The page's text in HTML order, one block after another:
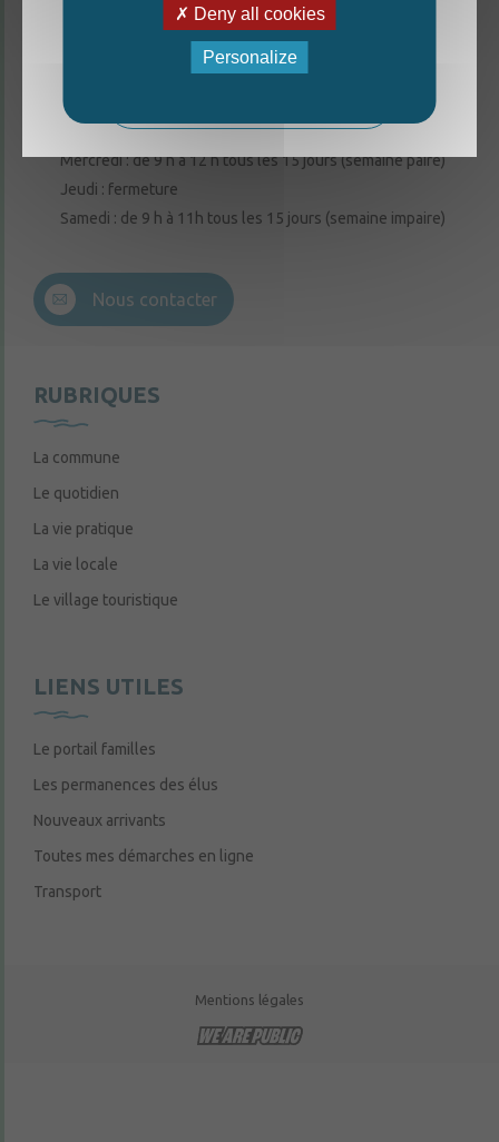
6 rue de la Harderie, 49220 Thorigné d’Anjou
Lundi, mardi, vendredi : de 9 h à 12 h
Mercredi : de 9 h à 12 h tous les 15 jours (semaine paire)
Jeudi : fermeture
Samedi : de 9 h à 11h tous les 15 jours (semaine impaire)
Nous contacter
RUBRIQUES
La commune
Le quotidien
La vie pratique
La vie locale
Le village touristique
LIENS UTILES
Le portail familles
Les permanences des élus
Nouveaux arrivants
Toutes mes démarches en ligne
Transport
Mentions légales
La nouvelle édition du Mag est arrivée!
Deny all cookies
Personalize